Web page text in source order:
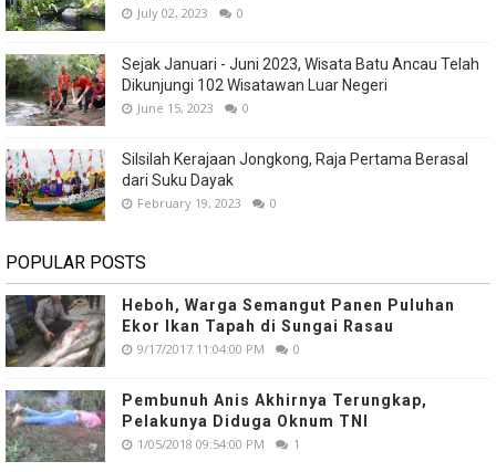
July 02, 2023 0
Sejak Januari - Juni 2023, Wisata Batu Ancau Telah
Dikunjungi 102 Wisatawan Luar Negeri
June 15, 2023 0
Silsilah Kerajaan Jongkong, Raja Pertama Berasal
dari Suku Dayak
February 19, 2023 0
POPULAR POSTS
Heboh, Warga Semangut Panen Puluhan
Ekor Ikan Tapah di Sungai Rasau
9/17/2017 11:04:00 PM 0
Pembunuh Anis Akhirnya Terungkap,
Pelakunya Diduga Oknum TNI
1/05/2018 09:54:00 PM 1